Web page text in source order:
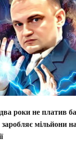
роки не платив
мільйони на